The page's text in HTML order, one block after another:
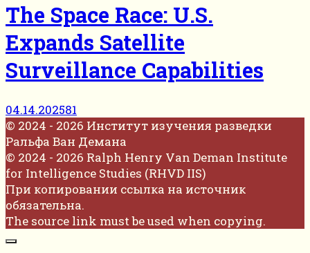
The Space Race: U.S.
Expands Satellite
Surveillance Capabilities
04.14.202581
© 2024 - 2026 Институт изучения разведки
Ральфа Ван Демана
© 2024 - 2026 Ralph Henry Van Deman Institute
for Intelligence Studies (RHVD IIS)
При копировании ссылка на источник
обязательна.
The source link must be used when copying.